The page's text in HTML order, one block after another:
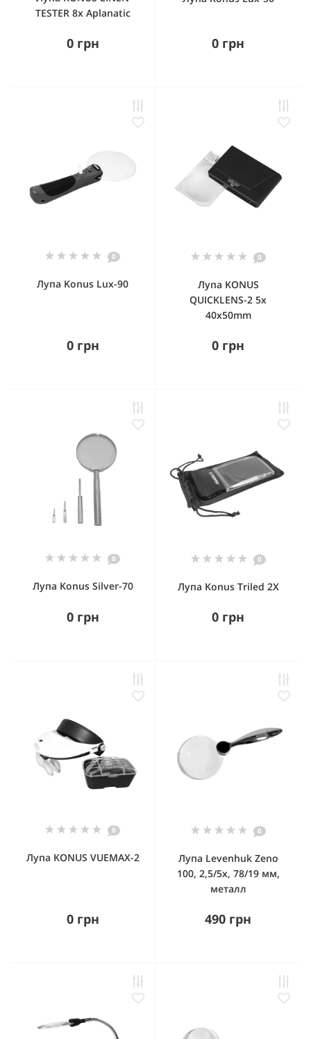
TESTER 8x Aplanatic
0 грн 0 грн
0
Лупа Konus Lux-90
0 грн
0
Лупа KONUS
QUICKLENS-2 5x
40x50mm
0 грн
0
Лупа Konus Silver-70
0 грн
0
Лупа Konus Triled 2X
0 грн
0
Лупа KONUS VUEMAX-2
0 грн
0
Лупа Levenhuk Zeno
100, 2,5/5x, 78/19 мм,
металл
490 грн